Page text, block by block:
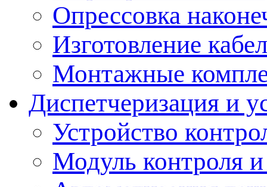
Опрессовка
Изготовление
Монтажные
Диспетчеризация и
Устройство
Модуль контроля